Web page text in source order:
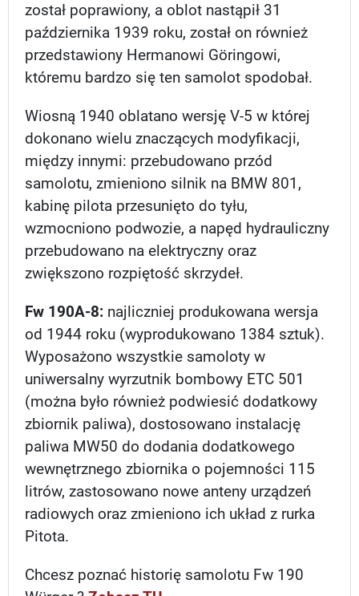
został poprawiony, a oblot nastąpił 31
października 1939 roku, został on również
przedstawiony Hermanowi Göringowi,
któremu bardzo się ten samolot spodobał.
Wiosną 1940 oblatano wersję V-5 w której
dokonano wielu znaczących modyfikacji,
między innymi: przebudowano przód
samolotu, zmieniono silnik na BMW 801,
kabinę pilota przesunięto do tyłu,
wzmocniono podwozie, a napęd hydrauliczny
przebudowano na elektryczny oraz
zwiększono rozpiętość skrzydeł.
Fw 190A-8: najliczniej produkowana wersja
od 1944 roku (wyprodukowano 1384 sztuk).
Wyposażono wszystkie samoloty w
uniwersalny wyrzutnik bombowy ETC 501
(można było również podwiesić dodatkowy
zbiornik paliwa), dostosowano instalację
paliwa MW50 do dodania dodatkowego
wewnętrznego zbiornika o pojemności 115
litrów, zastosowano nowe anteny urządzeń
radiowych oraz zmieniono ich układ z rurka
Pitota.
Chcesz poznać historię samolotu Fw 190